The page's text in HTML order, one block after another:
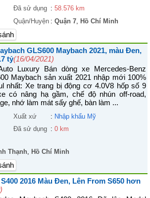
Đã sử dụng : 58.576 km
Quận/Huyện : Quận 7, Hồ Chí Minh
GLS600 Maybach 2021, màu Đen,
tỷ(16/04/2021)
Luxury Bán dòng xe Mercedes-Benz
Maybach sản xuất 2021 nhập mới 100%
nhất: Xe trang bị động cơ 4.0V8 hốp số 9
có nâng hạ gầm, chế độ nhún off-road,
nhớ làm mát sấy ghế, bàn làm ...
Xuất xứ : Nhập khẩu Mỹ
Đã sử dụng : 0 km
Thạnh, Hồ Chí Minh
2016 Màu Đen, Lên From S650 hơn